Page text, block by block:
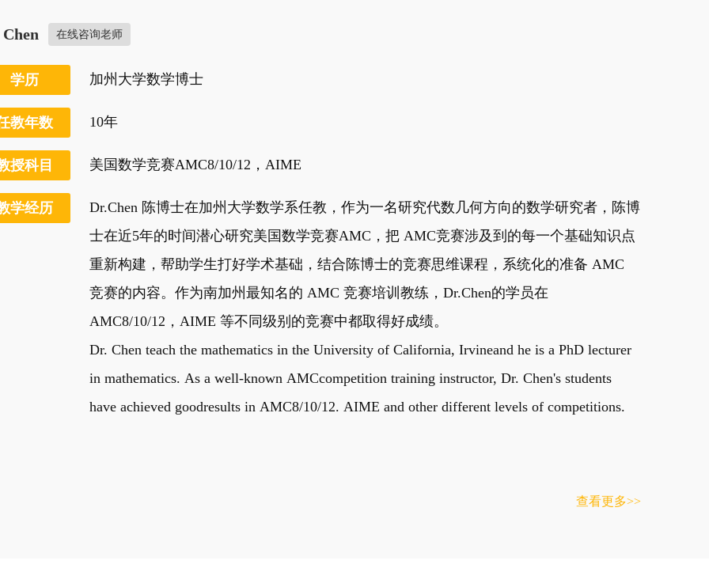
在线咨询老师
学历 加州大学数学博士
教年数 10年
授科目 美国数学竞赛AMC8/10/12，AIME
学经历
Dr.Chen 陈博士在加州大学数学系任教，作为一名研究代数几何方向的数学研究者，陈博
士在近5年的时间潜心研究美国数学竞赛AMC，把 AMC竞赛涉及到的每一个基础知识点
重新构建，帮助学生打好学术基础，结合陈博士的竞赛思维课程，系统化的准备 AMC
竞赛的内容。作为南加州最知名的 AMC 竞赛培训教练，Dr.Chen的学员在
AMC8/10/12，AIME 等不同级别的竞赛中都取得好成绩。
Dr. Chen teach the mathematics in the University of California, Irvineand he is a PhD lecturer
in mathematics. As a well-known AMCcompetition training instructor, Dr. Chen's students
have achieved goodresults in AMC8/10/12. AIME and other different levels of competitions.
查看更多